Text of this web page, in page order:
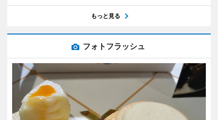
もっと見る
フォトフラッシュ